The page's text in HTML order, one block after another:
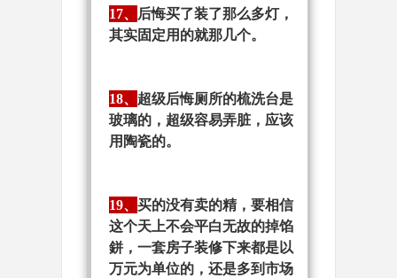
17、 后悔买了装了那么多灯，
其实固定用的就那几个。
18、 超级后悔厕所的梳洗台是
玻璃的，超级容易弄脏，应该
用陶瓷的。
19、买的没有卖的精，要相信
这个天上不会平白无故的掉馅
鉼，一套房子装修下来都是以
万元为单位的，还是多到市场